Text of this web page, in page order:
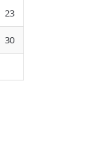
23
30